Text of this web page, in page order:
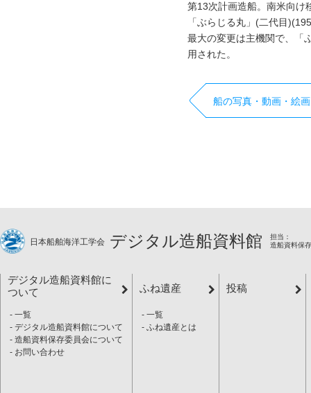
第13次計画造船。南米向け
「ぶらじる丸」(二代目
最大の変更は主機関で、「
用された。
船の写真・動画・絵
日本船舶海洋工学会 デジタル造船資料館
担当：
造船資料保
デジタル造船資料館に
ついて
一覧
デジタル造船資料館について
造船資料保存委員会について
お問い合わせ
ふね遺産
一覧
ふね遺産とは
投稿